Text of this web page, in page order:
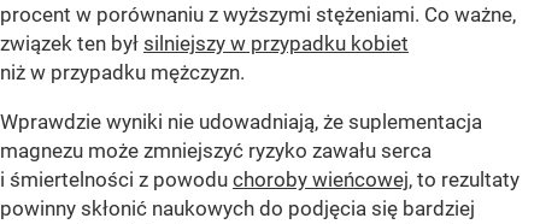
procent w porównaniu z wyższymi stężeniami. Co ważne,
związek ten był silniejszy w przypadku kobiet
niż w przypadku mężczyzn.
Wprawdzie wyniki nie udowadniają, że suplementacja
magnezu może zmniejszyć ryzyko zawału serca
i śmiertelności z powodu choroby wieńcowej, to rezultaty
powinny skłonić naukowych do podjęcia się bardziej